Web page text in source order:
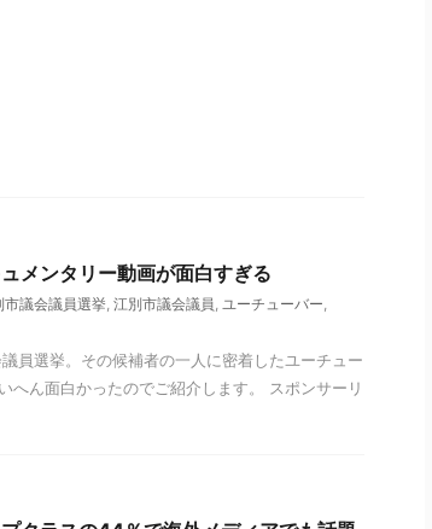
メンタリー動画が面白すぎる
市議会議員選挙, 江別市議会議員, ユーチューバー,
員選挙。その候補者の一人に密着したユーチュー
へん面白かったのでご紹介します。 スポンサーリ